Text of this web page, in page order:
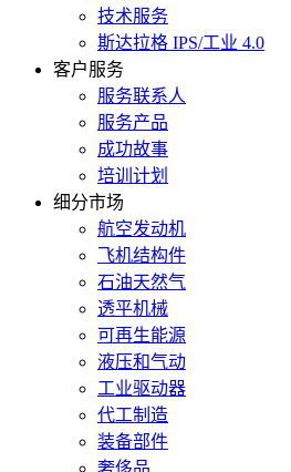
技术服务
斯达拉格 IPS/工业 4.0
客户服务
服务联系人
服务产品
成功故事
培训计划
细分市场
航空发动机
飞机结构件
石油天然气
透平机械
可再生能源
液压和气动
工业驱动器
代工制造
装备部件
奢侈品